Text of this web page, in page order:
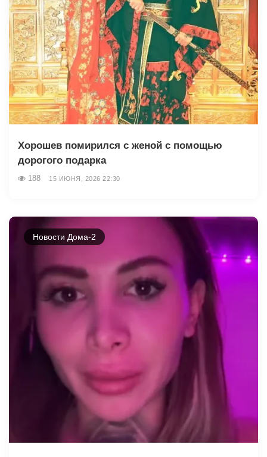
Хорошев помирился с женой с помощью
дорогого подарка
188 15 ИЮНЯ, 2026 22:30
Новости Дома-2